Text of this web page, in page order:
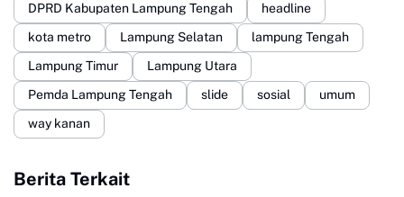
DPRD Kabupaten Lampung Tengah
headline
kota metro
Lampung Selatan
lampung Tengah
Lampung Timur
Lampung Utara
Pemda Lampung Tengah
slide sosial
umum
way kanan
Berita Terkait